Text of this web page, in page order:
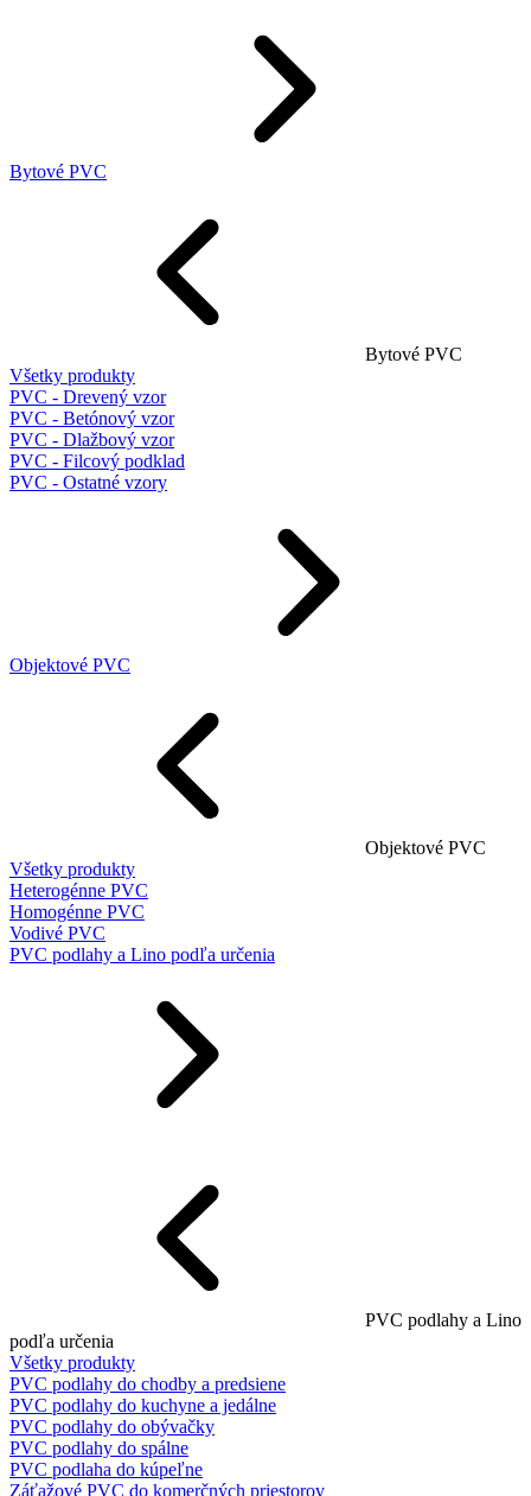
Bytové PVC
Bytové PVC
Všetky produkty
PVC - Drevený vzor
PVC - Betónový vzor
PVC - Dlažbový vzor
PVC - Filcový podklad
PVC - Ostatné vzory
Objektové PVC
Objektové PVC
Všetky produkty
Heterogénne PVC
Homogénne PVC
Vodivé PVC
PVC podlahy a Lino podľa určenia
PVC podlahy a Lino
podľa určenia
Všetky produkty
PVC podlahy do chodby a predsiene
PVC podlahy do kuchyne a jedálne
PVC podlahy do obývačky
PVC podlahy do spálne
PVC podlaha do kúpeľne
Záťažové PVC do komerčných priestorov